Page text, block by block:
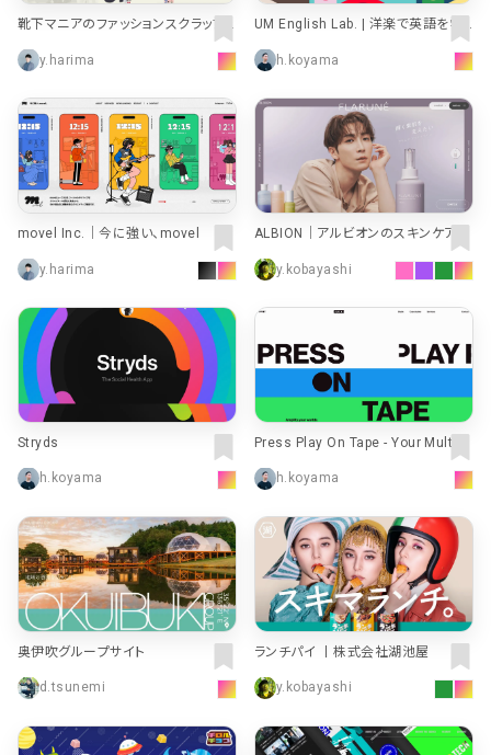
靴下マニアのファッションスクラップ v
ol.25｜靴下屋公式通販 Tabio オン
ラインストア
y.harima
UM English Lab. | 洋楽で英語を学
h.koyama
movel Inc.｜今に強い、movel
y.harima
ALBION｜アルビオンのスキンケアシ
y.kobayashi
Stryds
h.koyama
Press Play On Tape - Your Multidi
sciplinary Sound Creation Studio
in Parish.koyama
奥伊吹グループサイト
d.tsunemi
ランチパイ 丨株式会社湖池屋
y.kobayashi